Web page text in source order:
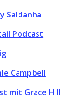
Saldanha
Podcast
Campbell
mit Grace Hill